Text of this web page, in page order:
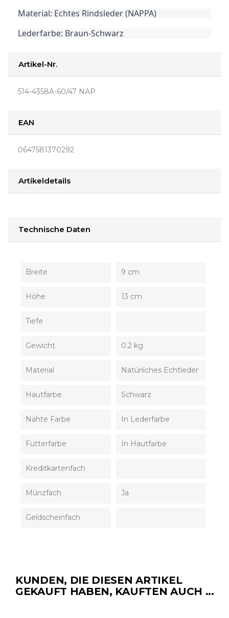
Material: Echtes Rindsleder (NAPPA)
Lederfarbe: Braun-Schwarz
Artikel-Nr.
514-4358A-60/47 NAP
EAN
0647581370292
Artikeldetails
Technische Daten
Breite 9 cm
Höhe 13 cm
Tiefe
Gewicht 0.2 kg
Material Natürliches Echtleder
Hautfarbe Schwarz
Nähte Farbe In Lederfarbe
Futterfarbe In Hautfarbe
Kreditkartenfach
Münzfach Ja
Geldscheinfach
KUNDEN, DIE DIESEN ARTIKEL
GEKAUFT HABEN, KAUFTEN AUCH ...